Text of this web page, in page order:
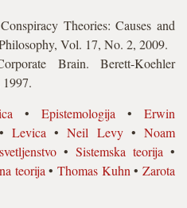
Theories: Causes and
Vol. 17, No. 2, 2009.
Brain. Berett-Koehler
• Epistemologija • Erwin
Levica •Neil Levy•Noam
• Sistemska teorija •
teorija •Thomas Kuhn •Zarota